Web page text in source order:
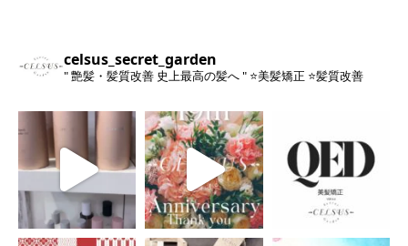
celsus_secret_garden
" 艶髪・髪質改善 史上最高の髪へ " ⭐️美髪矯正 ⭐️髪質改善